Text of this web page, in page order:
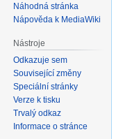
Náhodná stránka
Nápověda k MediaWiki
Nástroje
Odkazuje sem
Související změny
Speciální stránky
Verze k tisku
Trvalý odkaz
Informace o stránce